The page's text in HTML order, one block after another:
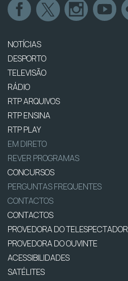
NOTÍCIAS
DESPORTO
TELEVISÃO
RÁDIO
RTP ARQUIVOS
RTP ENSINA
RTP PLAY
EM DIRETO
REVER PROGRAMAS
CONCURSOS
PERGUNTAS FREQUENTES
CONTACTOS
CONTACTOS
PROVEDORA DO TELESPECTADOR
PROVEDORA DO OUVINTE
ACESSIBILIDADES
SATÉLITES